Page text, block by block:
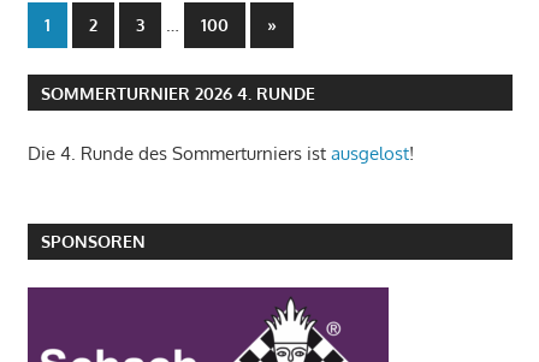
Seitennummerierung
der
Beiträge
1 2 3 100
Nächste
Beiträge
»
SOMMERTURNIER 2026 4. RUNDE
Die 4. Runde des Sommerturniers ist ausgelost!
SPONSOREN